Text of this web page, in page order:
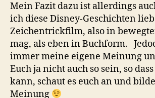
Mein Fazit dazu ist allerdings
ich diese Disney-Geschichten
Zeichentrickfilm, also in
mag, als eben in Buchform.
immer meine eigene Meinung
Euch ja nicht auch so sein, so
kann, schaut es euch an und
Meinung